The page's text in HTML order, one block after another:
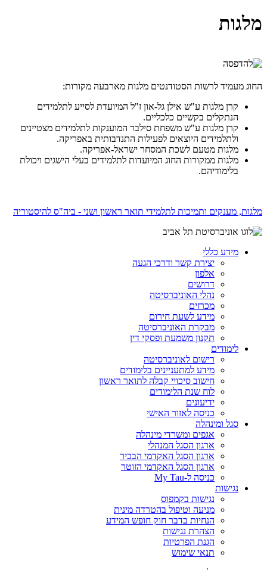
מלגות
החוג מעמיד לרשות הסטודנטים מלגות מארבעה מקורות:
קרן מלגות ע"ש אילן גל-און ז"ל המיועדת לסייע לתלמידים
הנתקלים בקשיים כלכליים.
קרן מלגות ע"ש משפחת סילבר המוענקות לתלמידים מצטיינים
ולתלמידים היוצאים לפעילות התנדבותית באפריקה.
מלגות מטעם לשכת המסחר ישראל-אפריקה.
מלגות ממקורות החוג המיועדות לתלמידים בעלי הישגים ויכולת
בלימודיהם.
מלגות, מענקים ותמיכות לתלמידי תואר ראשון ושני - ביה"ס להיסטוריה
מידע כללי
יצירת קשר ודרכי הגעה
אלפון
דרושים
נהלי האוניברסיטה
מכרזים
מידע לשעת חירום
מבקרת האוניברסיטה
תקנון משמעת ופסקי דין
לימודים
רישום לאוניברסיטה
מידע למתעניינים בלימודים
חישוב סיכויי קבלה לתואר ראשון
לוח שנת הלימודים
ידיעונים
כניסה לאזור האישי
סגל ומינהלה
אגפים ומשרדי מינהלה
ארגון הסגל המנהלי
ארגון הסגל האקדמי הבכיר
ארגון הסגל האקדמי הזוטר
כניסה ל-My Tau
נגישות
נגישות בקמפוס
מניעה וטיפול בהטרדה מינית
הנחיות בדבר חוק חופש המידע
הצהרת נגישות
הגנת הפרטיות
תנאי שימוש